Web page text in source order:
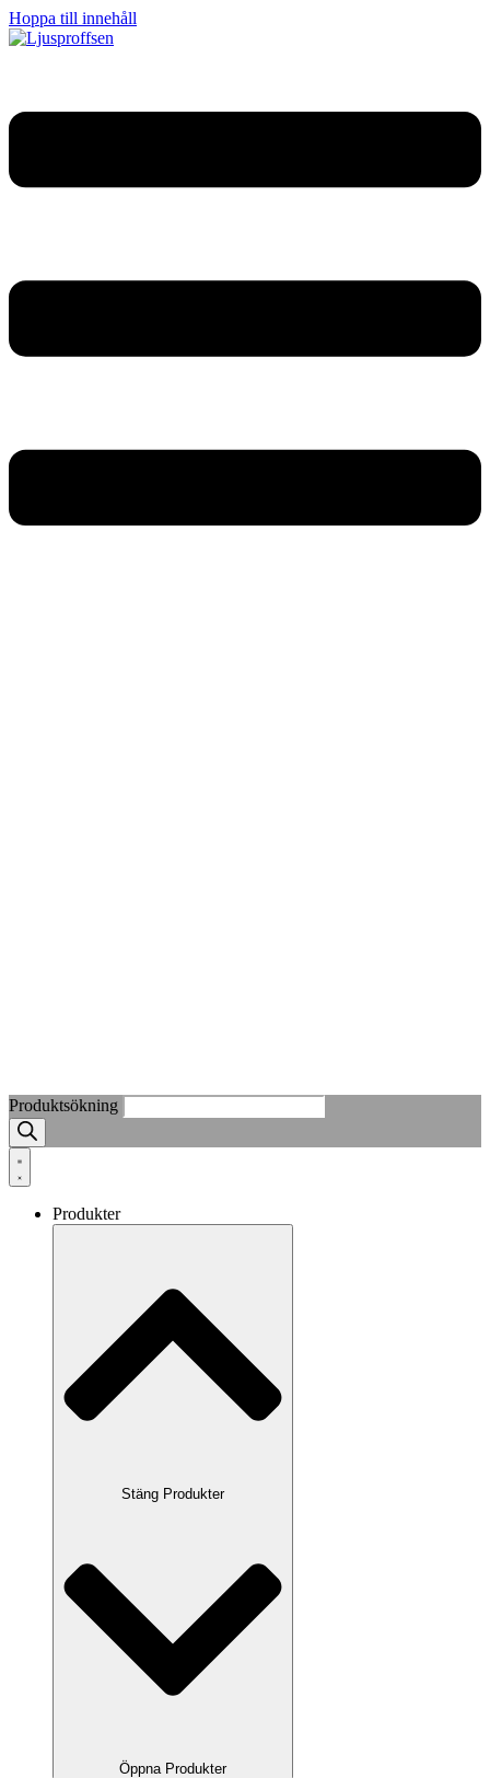
Hoppa till innehåll
Produktsökning
Produkter
Stäng Produkter
Öppna Produkter